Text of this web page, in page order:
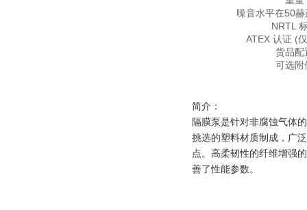
噪音水平在50
NRTL
ATEX 认证 (
货品配
可选附
简介：
隔膜泵是针对非腐蚀气体
挑选的塑料材质制成，广
点。高柔韧性的纤维增强
善了性能参数。